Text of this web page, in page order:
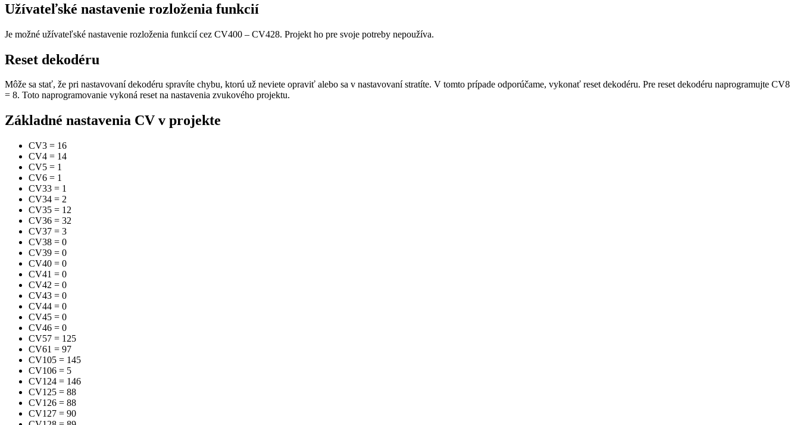
Užívateľské nastavenie rozloženia funkcií
Je možné užívateľské nastavenie rozloženia funkcií cez CV400 – CV428. Projekt ho pre svoje potreby nepoužíva.
Reset dekodéru
Môže sa stať, že pri nastavovaní dekodéru spravíte chybu, ktorú už neviete opraviť alebo sa v nastavovaní stratíte. V tomto prípade odporúčame, vykonať reset dekodéru. Pre reset dekodéru naprogramujte CV8
= 8. Toto naprogramovanie vykoná reset na nastavenia zvukového projektu.
Základné nastavenia CV v projekte
CV3 = 16
CV4 = 14
CV5 = 1
CV6 = 1
CV33 = 1
CV34 = 2
CV35 = 12
CV36 = 32
CV37 = 3
CV38 = 0
CV39 = 0
CV40 = 0
CV41 = 0
CV42 = 0
CV43 = 0
CV44 = 0
CV45 = 0
CV46 = 0
CV57 = 125
CV61 = 97
CV105 = 145
CV106 = 5
CV124 = 146
CV125 = 88
CV126 = 88
CV127 = 90